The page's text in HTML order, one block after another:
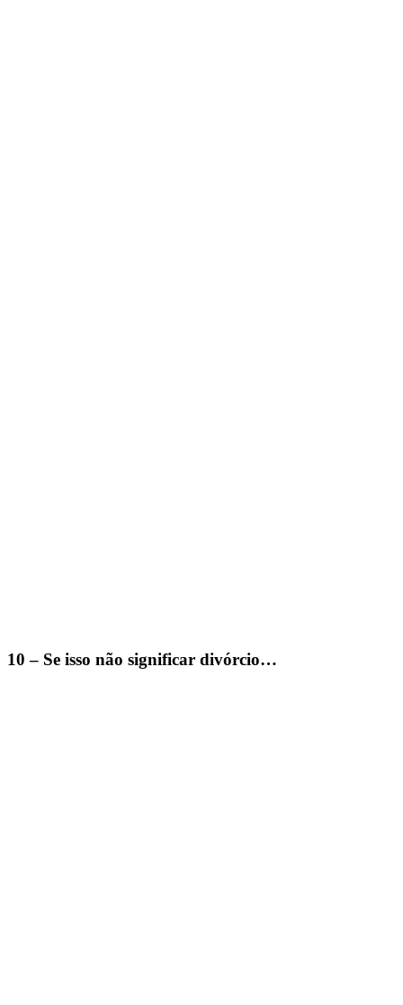
10 – Se isso não significar divórcio…